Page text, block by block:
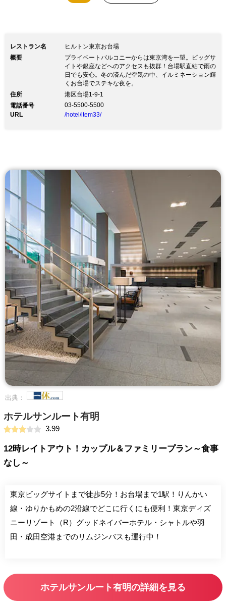
レストラン名
ヒルトン東京お台場
概要
プライベートバルコニーからは東京湾を一望。ビッグサ
イトや銀座などへのアクセスも抜群！台場駅直結で雨の
日でも安心。冬の済んだ空気の中、イルミネーション輝
くお台場でステキな夜を。
住所
港区台場1-9-1
電話番号
03-5500-5500
URL
/hotel/item33/
出典：
ホテルサンルート有明
3.99
12時レイトアウト！カップル＆ファミリープラン～食事
なし～
東京ビッグサイトまで徒歩5分！お台場まで1駅！りんかい
線・ゆりかもめの2沿線でどこに行くにも便利！東京ディズ
ニーリゾート（R）グッドネイバーホテル・シャトルや羽
田・成田空港までのリムジンバスも運行中！
ホテルサンルート有明の詳細を見る